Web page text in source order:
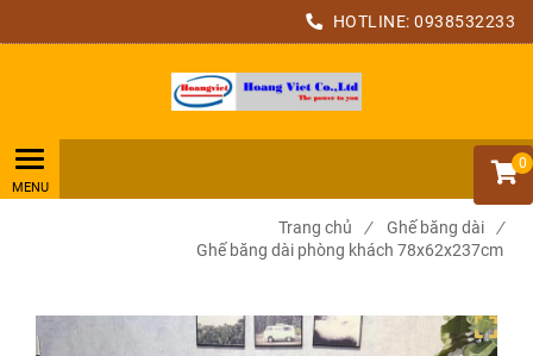
HOTLINE: 0938532233
0
Trang chủ / Ghế băng dài
/
Ghế băng dài phòng khách 78x62x237cm